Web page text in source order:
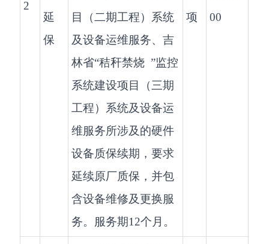
2
延
保
目（二期工程）系统
及设备运维服务、吉
林省“秸秆禁烧 ”监控
系统建设项目（三期
工程）系统及设备运
维服务所涉及的硬件
设备质保续期，要求
延续原厂质保，并包
含设备维修及更换服
务。服务期12个月。
项
00